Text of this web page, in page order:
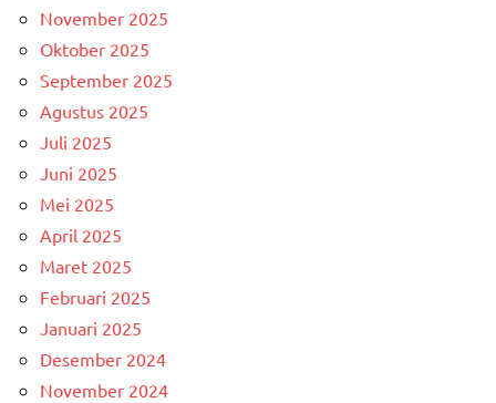
November 2025
Oktober 2025
September 2025
Agustus 2025
Juli 2025
Juni 2025
Mei 2025
April 2025
Maret 2025
Februari 2025
Januari 2025
Desember 2024
November 2024